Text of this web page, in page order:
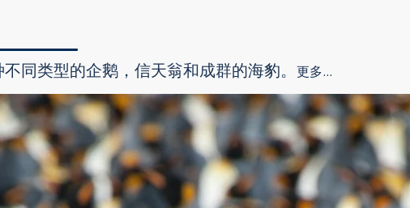
同类型的企鹅，信天翁和成群的海豹。 更多...